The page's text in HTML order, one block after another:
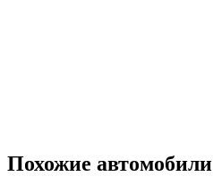
Похожие автомобили